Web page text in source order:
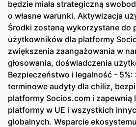
będzie miała strategiczną
o własne warunki. Aktywizacja
Środki zostaną wykorzystane do
użytkowników dla platformy
zwiększenia zaangażowania w
głosowania, doświadczenia
Bezpieczeństwo i legalność -
terminowe audyty dla chiliz,
platformy Socios.com i zapewnią
platformy w UE i wszystkich
globalnych. Wsparcie